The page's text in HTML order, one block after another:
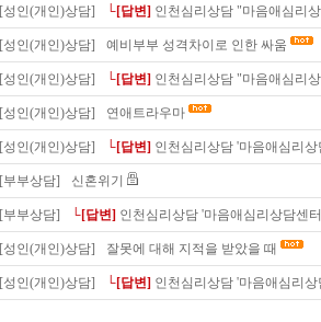
[성인(개인)상담] └[답변] 인천심리상담 "마음애심리
[성인(개인)상담] 예비부부 성격차이로 인한 싸움
[성인(개인)상담] └[답변] 인천심리상담 "마음애심리
[성인(개인)상담] 연애트라우마
[성인(개인)상담] └[답변] 인천심리상담 '마음애심리
[부부상담] 신혼위기
[부부상담] └[답변] 인천심리상담 '마음애심리상담센
[성인(개인)상담] 잘못에 대해 지적을 받았을 때
[성인(개인)상담] └[답변] 인천심리상담 '마음애심리